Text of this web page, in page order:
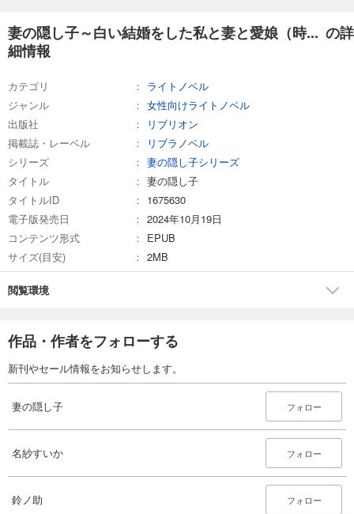
妻の隠し子～白い結婚をした私と妻と愛娘（時... の詳
細情報
カテゴリ
ライトノベル
ジャンル
女性向けライトノベル
出版社
リブリオン
掲載誌・レーベル
リブラノベル
シリーズ
妻の隠し子シリーズ
タイトル
妻の隠し子
タイトルID
1675630
電子版発売日
2024年10月19日
コンテンツ形式
EPUB
サイズ(目安)
2MB
閲覧環境
作品・作者をフォローする
新刊やセール情報をお知らせします。
妻の隠し子 フォロー
名紗すいか フォロー
鈴ノ助 フォロー